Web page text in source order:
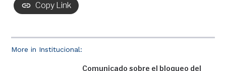
More in Institucional:
Comunicado sobre el bloqueo del
Copy Link